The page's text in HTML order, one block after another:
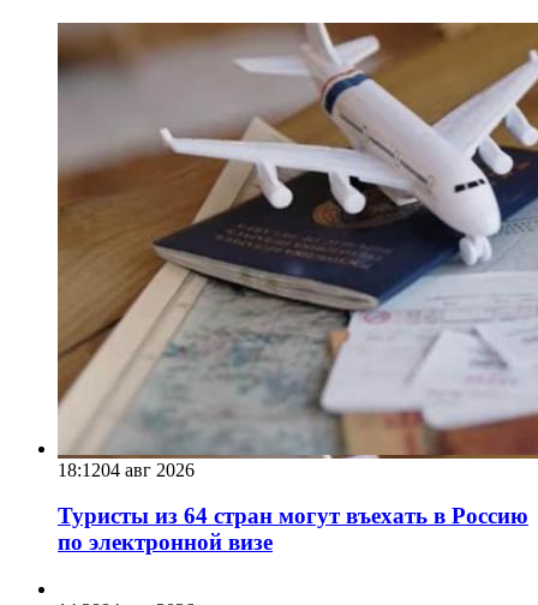
18:1204 авг 2026
Туристы из 64 стран могут въехать в Россию
по электронной визе